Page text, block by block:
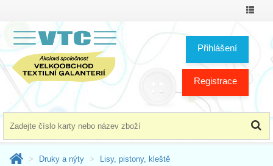
Přihlášení
Registrace
Druky a nýty
Lisy, pistony, kleště